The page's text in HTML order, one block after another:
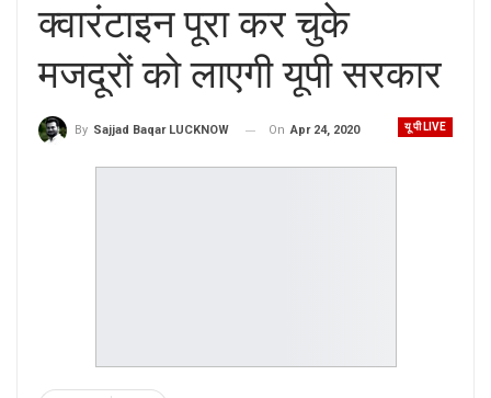
क्वारंटाइन पूरा कर चुके
मजदूरों को लाएगी यूपी सरकार
यू पी LIVE
By Sajjad Baqar LUCKNOW On Apr 24, 2020